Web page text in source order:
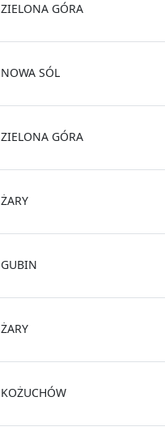
ZIELONA GÓRA
NOWA SÓL
ZIELONA GÓRA
ŻARY
GUBIN
ŻARY
KOŻUCHÓW